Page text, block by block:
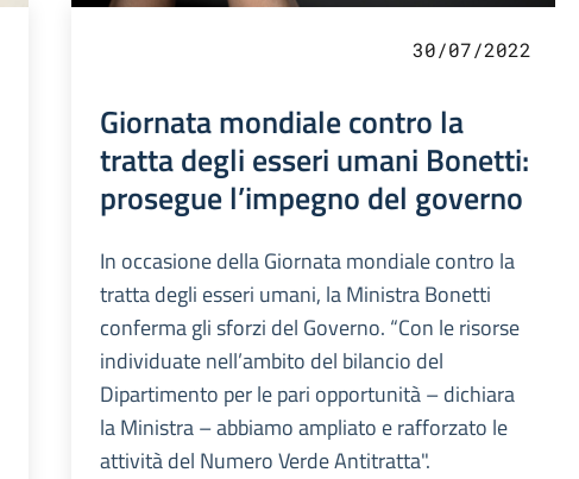
30/07/2022
Giornata mondiale contro la
tratta degli esseri umani Bonetti:
prosegue l’impegno del governo
In occasione della Giornata mondiale contro la
tratta degli esseri umani, la Ministra Bonetti
conferma gli sforzi del Governo. “Con le risorse
individuate nell’ambito del bilancio del
Dipartimento per le pari opportunità – dichiara
la Ministra – abbiamo ampliato e rafforzato le
attività del Numero Verde Antitratta".